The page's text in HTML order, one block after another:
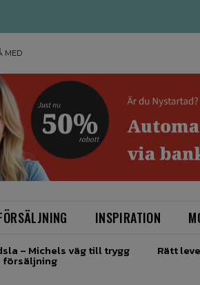
MED
INSPIRATION
– Michels väg till trygg
försäljning
Rätt